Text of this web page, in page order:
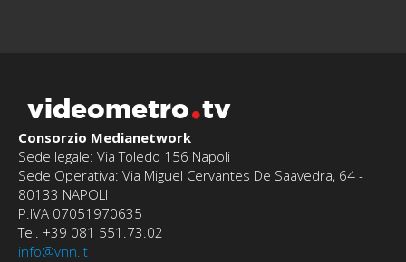
videometro tv
Consorzio Medianetwork
Sede legale: Via Toledo 156 Napoli
Sede Operativa: Via Miguel Cervantes De Saavedra, 64 -
80133 NAPOLI
P.IVA 07051970635
Tel. +39 081 551.73.02
info@vnn.it